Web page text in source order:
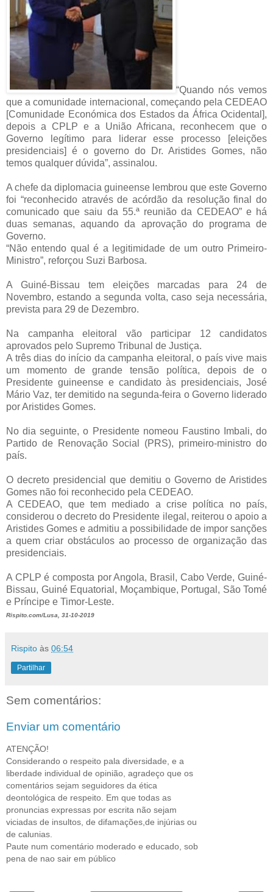
“Quando nós vemos
que a comunidade internacional, começando pela CEDEAO
[Comunidade Económica dos Estados da África Ocidental],
depois a CPLP e a União Africana, reconhecem que o
Governo legítimo para liderar esse processo [eleições
presidenciais] é o governo do Dr. Aristides Gomes, não
temos qualquer dúvida”, assinalou.
A chefe da diplomacia guineense lembrou que este Governo
foi “reconhecido através de acórdão da resolução final do
comunicado que saiu da 55.ª reunião da CEDEAO” e há
duas semanas, aquando da aprovação do programa de
Governo.
“Não entendo qual é a legitimidade de um outro Primeiro-
Ministro”, reforçou Suzi Barbosa.
A Guiné-Bissau tem eleições marcadas para 24 de
Novembro, estando a segunda volta, caso seja necessária,
prevista para 29 de Dezembro.
Na campanha eleitoral vão participar 12 candidatos
aprovados pelo Supremo Tribunal de Justiça.
A três dias do início da campanha eleitoral, o país vive mais
um momento de grande tensão política, depois de o
Presidente guineense e candidato às presidenciais, José
Mário Vaz, ter demitido na segunda-feira o Governo liderado
por Aristides Gomes.
No dia seguinte, o Presidente nomeou Faustino Imbali, do
Partido de Renovação Social (PRS), primeiro-ministro do
país.
O decreto presidencial que demitiu o Governo de Aristides
Gomes não foi reconhecido pela CEDEAO.
A CEDEAO, que tem mediado a crise política no país,
considerou o decreto do Presidente ilegal, reiterou o apoio a
Aristides Gomes e admitiu a possibilidade de impor sanções
a quem criar obstáculos ao processo de organização das
presidenciais.
A CPLP é composta por Angola, Brasil, Cabo Verde, Guiné-
Bissau, Guiné Equatorial, Moçambique, Portugal, São Tomé
e Príncipe e Timor-Leste.
Rispito.com/Lusa, 31-10-2019
Rispito às 06:54
Partilhar
Sem comentários:
Enviar um comentário
ATENÇÃO!
Considerando o respeito pala diversidade, e a
liberdade individual de opinião, agradeço que os
comentários sejam seguidores da ética
deontológica de respeito. Em que todas as
pronuncias expressas por escrita não sejam
viciadas de insultos, de difamações,de injúrias ou
de calunias.
Paute num comentário moderado e educado, sob
pena de nao sair em público